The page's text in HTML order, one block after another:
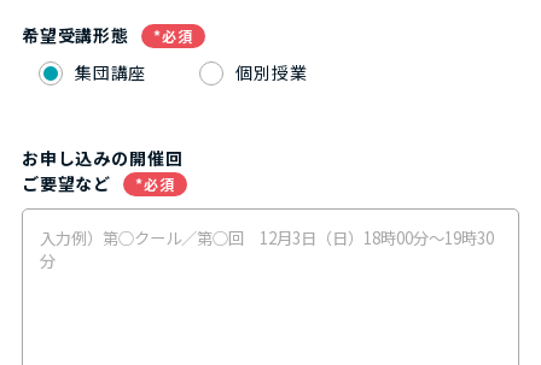
希望受講形態 *必須
集団講座 個別授業
お申し込みの開催回
ご要望など
*必須